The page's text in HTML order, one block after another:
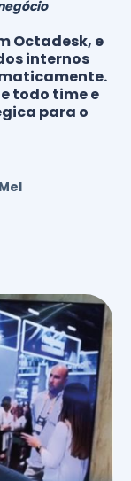
Octadesk, e
internos
todo time e
para o